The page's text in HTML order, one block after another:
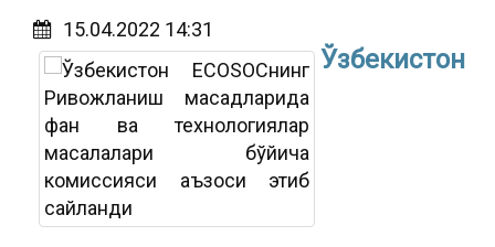
15.04.2022 14:31
Ўзбекистон